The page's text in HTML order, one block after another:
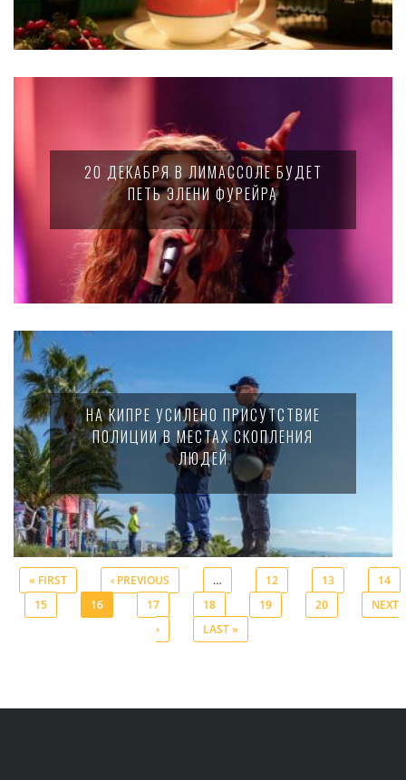
20 ДЕКАБРЯ В ЛИМАССОЛЕ БУДЕТ
ПЕТЬ ЭЛЕНИ ФУРЕЙРА
НА КИПРЕ УСИЛЕНО ПРИСУТСТВИЕ
ПОЛИЦИИ В МЕСТАХ СКОПЛЕНИЯ
ЛЮДЕЙ
Pages
« FIRST ‹ PREVIOUS … 12 13
14
15
16 17 18 19 20
NEXT
›
LAST »